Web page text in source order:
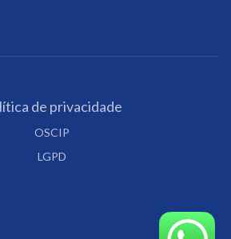
de privacidade
OSCIP
LGPD